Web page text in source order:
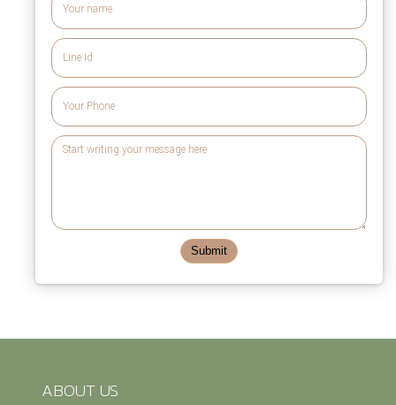
Submit
ABOUT US